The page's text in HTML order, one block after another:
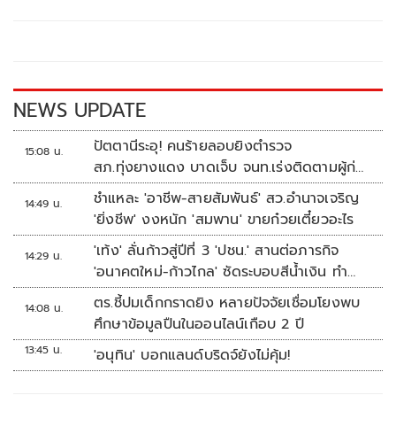
k k
NEWS UPDATE
15:08 น.
ปัตตานีระอุ! คนร้ายลอบยิงตำรวจ
สภ.ทุ่งยางแดง บาดเจ็บ จนท.เร่งติดตามผู้ก่อ
เหตุ
14:49 น.
ชำแหละ 'อาชีพ-สายสัมพันธ์' สว.อำนาจเจริญ
'ยิ่งชีพ' งงหนัก 'สมพาน' ขายก๋วยเตี๋ยวอะไร
14:29 น.
'เท้ง' ลั่นก้าวสู่ปีที่ 3 'ปชน.' สานต่อภารกิจ
'อนาคตใหม่-ก้าวไกล' ซัดระบอบสีน้ำเงิน ทำ
หลักนิติรัฐ-นิติธรรมสั่นคลอน
14:08 น.
ตร.ชี้ปมเด็กกราดยิง หลายปัจจัยเชื่อมโยงพบ
ศึกษาข้อมูลปืนในออนไลน์เกือบ 2 ปี
13:45 น. 'อนุทิน' บอกแลนด์บริดจ์ยังไม่คุ้ม!